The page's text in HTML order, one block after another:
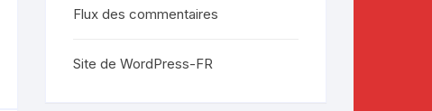
Flux des commentaires
Site de WordPress-FR